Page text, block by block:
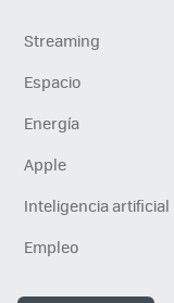
Streaming
Espacio
Energía
Apple
Inteligencia artificial
Empleo